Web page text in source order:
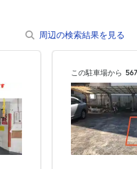
周辺の検索結果を見る
この駐車場から